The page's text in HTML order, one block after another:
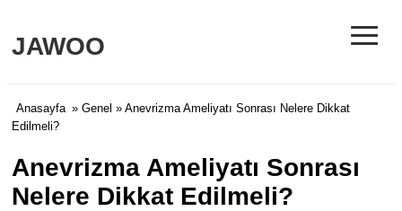
JAWOO ≡
Anasayfa » Genel » Anevrizma Ameliyatı Sonrası Nelere Dikkat
Edilmeli?
Anevrizma Ameliyatı Sonrası
Nelere Dikkat Edilmeli?